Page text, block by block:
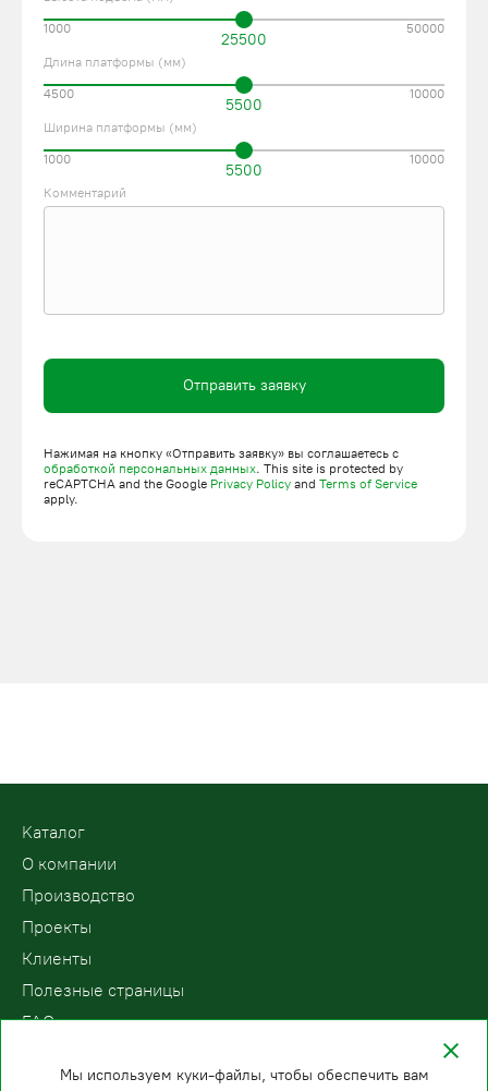
25500
1000 50000
Длина платформы (мм)
5500
4500 10000
Ширина платформы (мм)
5500
1000 10000
Комментарий
Отправить заявку
Нажимая на кнопку «Отправить заявку» вы соглашаетесь с
обработкой персональных данных. This site is protected by
reCAPTCHA and the Google Privacy Policy and Terms of Service
apply.
Kаталог
О компании
Производство
Проекты
Клиенты
Полезные страницы
FAQ
Мы используем куки-файлы, чтобы обеспечить вам